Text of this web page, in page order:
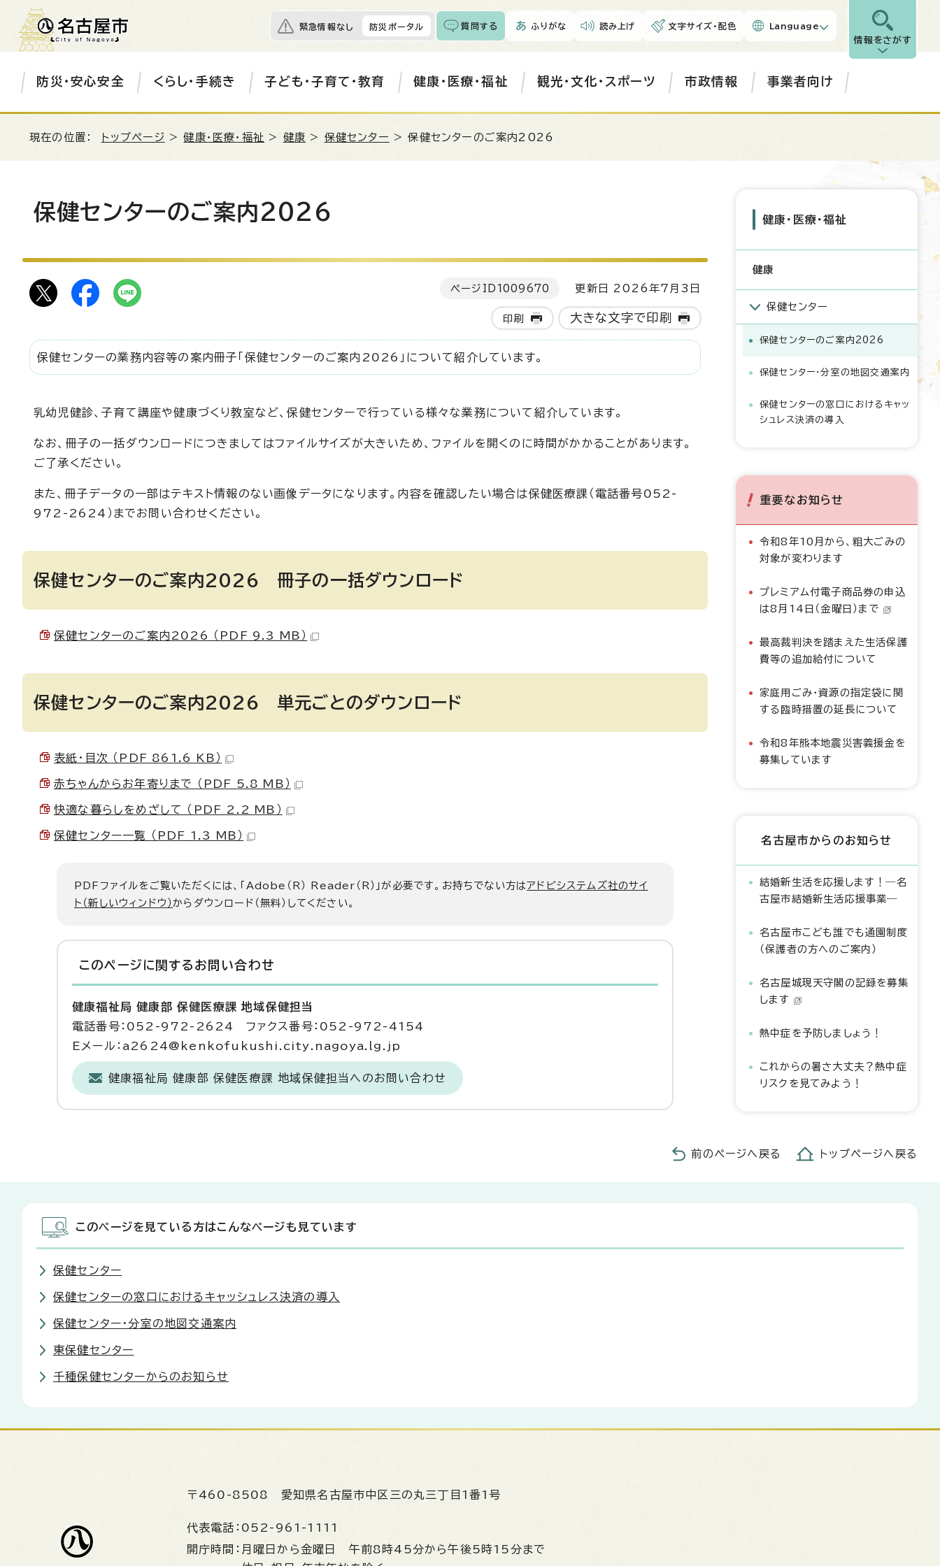
緊急情報なし 防災ポータル 質問する ふりがな 読み上げ 文字サイズ・配色 Language
情報をさがす
防災・安心安全 くらし・手続き 子ども・子育て・教育 健康・医療・福祉 観光・文化・スポーツ 市政情報 事業者向け
現在の位置： トップページ >健康・医療・福祉 > 健康 > 保健センター > 保健センターのご案内2026
保健センターのご案内2026
ページID 1009670 更新日 2026年7月3日
印刷 大きな文字で印刷
保健センターの業務内容等の案内冊子「保健センターのご案内2026」について紹介しています。
乳幼児健診、子育て講座や健康づくり教室など、保健センターで行っている様々な業務について紹介しています。
なお、冊子の一括ダウンロードにつきましてはファイルサイズが大きいため、ファイルを開くのに時間がかかることがあります。
ご了承ください。
また、冊子データの一部はテキスト情報のない画像データになります。内容を確認したい場合は保健医療課（電話番号052-
972-2624）までお問い合わせください。
保健センターのご案内2026 冊子の一括ダウンロード
保健センターのご案内2026 （PDF 9.3 MB）
保健センターのご案内2026 単元ごとのダウンロード
表紙・目次 （PDF 861.6 KB）
赤ちゃんからお年寄りまで （PDF 5.8 MB）
快適な暮らしをめざして （PDF 2.2 MB）
保健センター一覧 （PDF 1.3 MB）
PDFファイルをご覧いただくには、「Adobe（R） Reader（R）」が必要です。お持ちでない方はアドビシステムズ社のサイ
ト（新しいウィンドウ）からダウンロード（無料）してください。
このページに関する お問い合わせ
健康福祉局 健康部 保健医療課 地域保健担当
電話番号：052-972-2624 ファクス番号：052-972-4154
Eメール：a2624@kenkofukushi.city.nagoya.lg.jp
健康福祉局 健康部 保健医療課 地域保健担当へのお問い合わせ
健康・医療・福祉
健康
保健センター
保健センターのご案内2026
保健センター・分室の地図交通案内
保健センターの窓口におけるキャッ
シュレス決済の導入
重要なお知らせ
令和8年10月から、粗大ごみの
対象が変わります
プレミアム付電子商品券の申込
は8月14日（金曜日）まで
最高裁判決を踏まえた生活保護
費等の追加給付について
家庭用ごみ・資源の指定袋に関
する臨時措置の延長について
令和8年熊本地震災害義援金を
募集しています
名古屋市からのお知らせ
結婚新生活を応援します！―名
古屋市結婚新生活応援事業―
名古屋市こども誰でも通園制度
（保護者の方へのご案内）
名古屋城現天守閣の記録を募集
します
熱中症を予防しましょう！
これからの暑さ大丈夫？熱中症
リスクを見てみよう！
前のページへ戻る トップページへ戻る
このページを見ている方はこんなページも見ています
保健センター
保健センターの窓口におけるキャッシュレス決済の導入
保健センター・分室の地図交通案内
東保健センター
千種保健センターからのお知らせ
〒460-8508 愛知県名古屋市中区三の丸三丁目1番1号
代表電話： 052-961-1111
開庁時間： 月曜日から金曜日 午前8時45分から午後5時15分まで